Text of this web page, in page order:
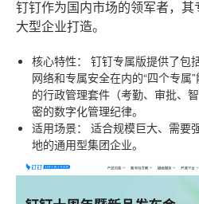
钉钉作为国内市场的领军者，
大型企业打造。
核心特性：
钉钉专属版提供了包
网络和专属安全在内的“四个专属
的行政管理套件（考勤、审批、
密的数字化管理纪律。
适用场景：
适合规模巨大、需要
地的通用型集团企业。